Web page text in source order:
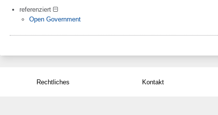
referenziert
Open Government
Rechtliches Kontakt